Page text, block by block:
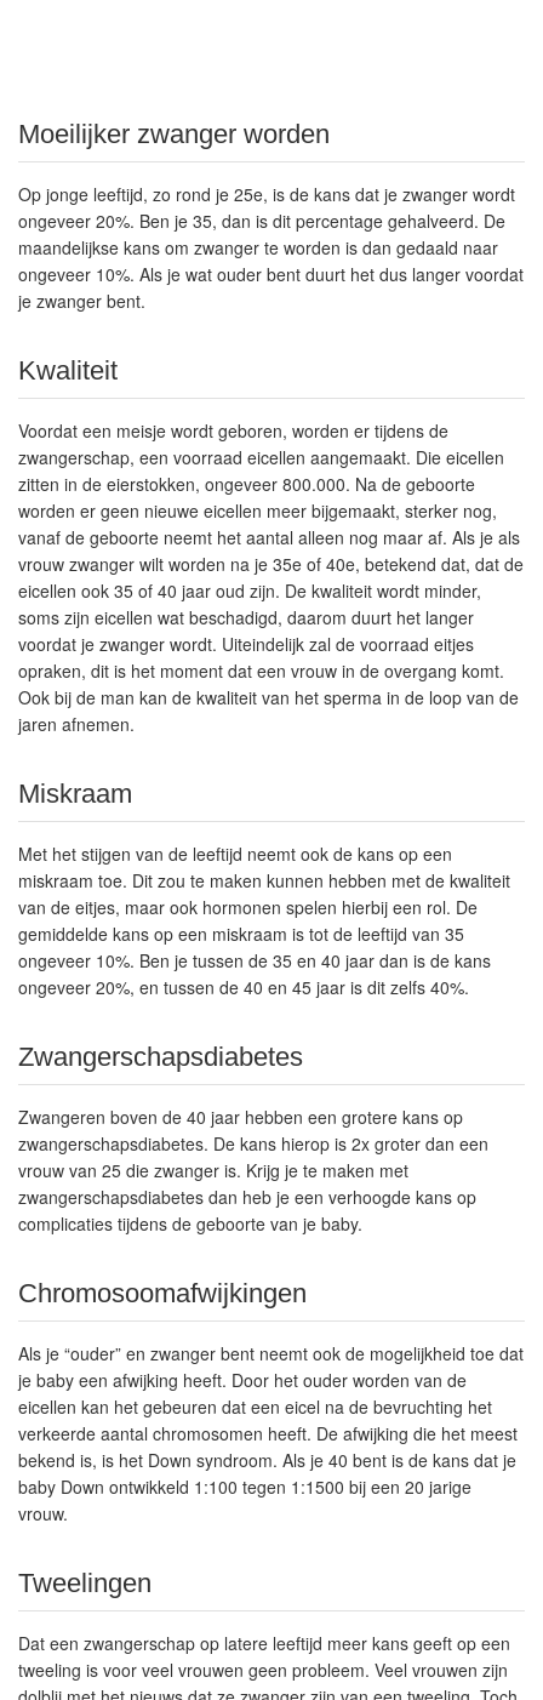
Moeilijker zwanger worden
Op jonge leeftijd, zo rond je 25e, is de kans dat je zwanger wordt
ongeveer 20%. Ben je 35, dan is dit percentage gehalveerd. De
maandelijkse kans om zwanger te worden is dan gedaald naar
ongeveer 10%. Als je wat ouder bent duurt het dus langer voordat
je zwanger bent.
Kwaliteit
Voordat een meisje wordt geboren, worden er tijdens de
zwangerschap, een voorraad eicellen aangemaakt. Die eicellen
zitten in de eierstokken, ongeveer 800.000. Na de geboorte
worden er geen nieuwe eicellen meer bijgemaakt, sterker nog,
vanaf de geboorte neemt het aantal alleen nog maar af. Als je als
vrouw zwanger wilt worden na je 35e of 40e, betekend dat, dat de
eicellen ook 35 of 40 jaar oud zijn. De kwaliteit wordt minder,
soms zijn eicellen wat beschadigd, daarom duurt het langer
voordat je zwanger wordt. Uiteindelijk zal de voorraad eitjes
opraken, dit is het moment dat een vrouw in de overgang komt.
Ook bij de man kan de kwaliteit van het sperma in de loop van de
jaren afnemen.
Miskraam
Met het stijgen van de leeftijd neemt ook de kans op een
miskraam toe. Dit zou te maken kunnen hebben met de kwaliteit
van de eitjes, maar ook hormonen spelen hierbij een rol. De
gemiddelde kans op een miskraam is tot de leeftijd van 35
ongeveer 10%. Ben je tussen de 35 en 40 jaar dan is de kans
ongeveer 20%, en tussen de 40 en 45 jaar is dit zelfs 40%.
Zwangerschapsdiabetes
Zwangeren boven de 40 jaar hebben een grotere kans op
zwangerschapsdiabetes. De kans hierop is 2x groter dan een
vrouw van 25 die zwanger is. Krijg je te maken met
zwangerschapsdiabetes dan heb je een verhoogde kans op
complicaties tijdens de geboorte van je baby.
Chromosoomafwijkingen
Als je “ouder” en zwanger bent neemt ook de mogelijkheid toe dat
je baby een afwijking heeft. Door het ouder worden van de
eicellen kan het gebeuren dat een eicel na de bevruchting het
verkeerde aantal chromosomen heeft. De afwijking die het meest
bekend is, is het Down syndroom. Als je 40 bent is de kans dat je
baby Down ontwikkeld 1:100 tegen 1:1500 bij een 20 jarige
vrouw.
Tweelingen
Dat een zwangerschap op latere leeftijd meer kans geeft op een
tweeling is voor veel vrouwen geen probleem. Veel vrouwen zijn